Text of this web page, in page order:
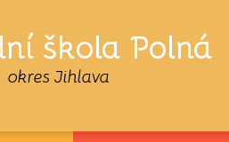
škola Polná
okres Jihlava